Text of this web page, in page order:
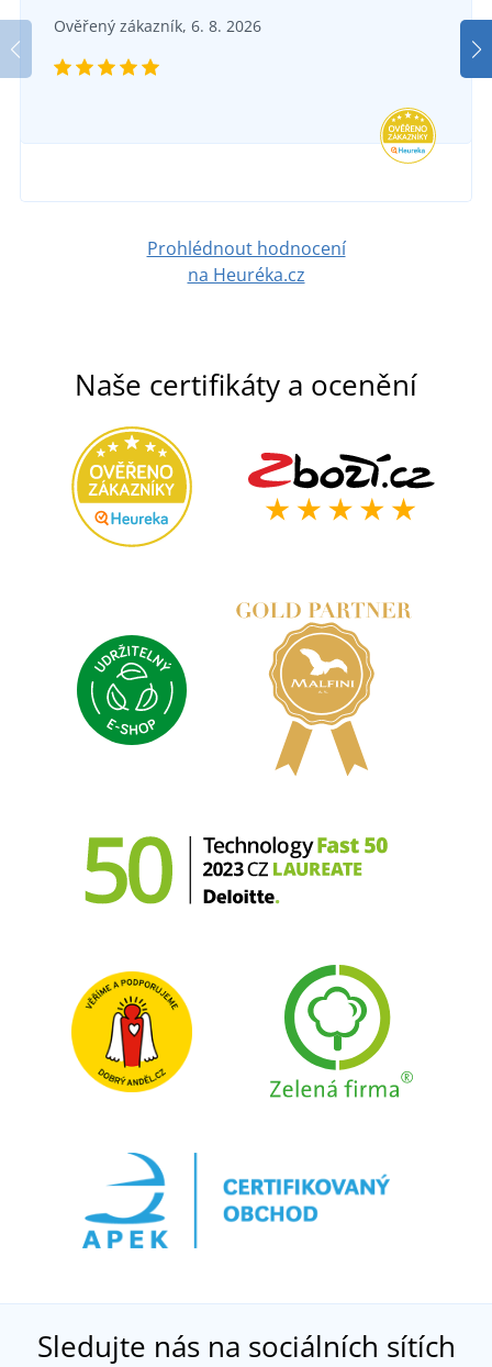
Ověřený zákazník, 6. 8. 2026
Prohlédnout hodnocení
na Heuréka.cz
Naše certifikáty a ocenění
Sledujte nás na sociálních sítích